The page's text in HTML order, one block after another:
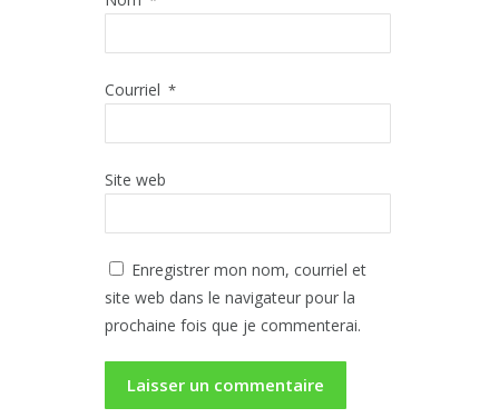
Courriel *
Site web
Enregistrer mon nom, courriel et
site web dans le navigateur pour la
prochaine fois que je commenterai.